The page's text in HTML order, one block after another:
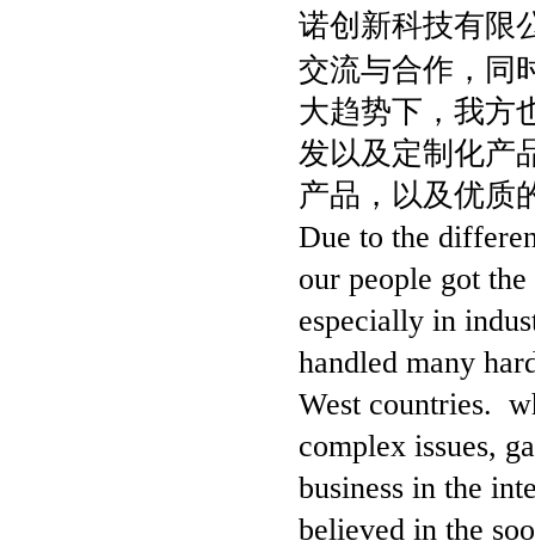
诺创新科技有限
交流与合作，同
大趋势下，我方
发以及定制化产
产品，以及优质
Due to the
our people got
especially in
handled many
West countries.
complex issues,
business in the
believed in the